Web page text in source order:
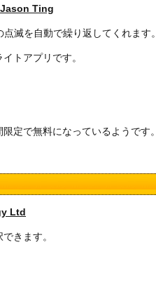
Ting
滅を自動で繰り返してくれます
トアプリです。
定で無料になっているようです
Ltd
きます。